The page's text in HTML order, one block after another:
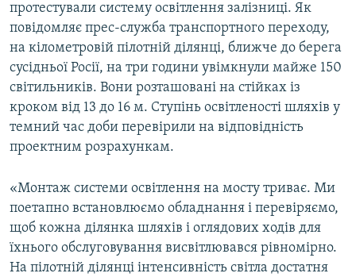
Усі сайти RFE/RL
протестували систему освітлення залізниці. Як
повідомляє прес-служба транспортного переходу,
на кілометровій пілотній ділянці, ближче до берега
сусідньої Росії, на три години увімкнули майже 150
світильників. Вони розташовані на стійках із
кроком від 13 до 16 м. Ступінь освітленості шляхів у
темний час доби перевірили на відповідність
проектним розрахункам.
«Монтаж системи освітлення на мосту триває. Ми
поетапно встановлюємо обладнання і перевіряємо,
щоб кожна ділянка шляхів і оглядових ходів для
їхнього обслуговування висвітлювався рівномірно.
На пілотній ділянці інтенсивність світла достатня